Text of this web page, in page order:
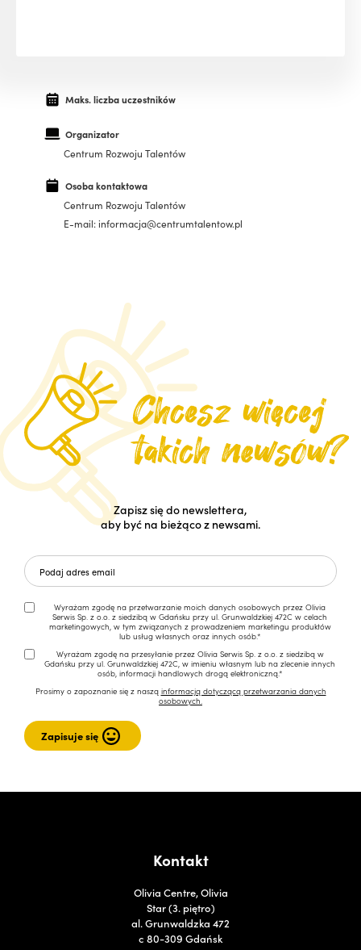
Maks. liczba uczestników
Organizator
Centrum Rozwoju Talentów
Osoba kontaktowa
Centrum Rozwoju Talentów
E-mail: informacja@centrumtalentow.pl
Zapisz się do newslettera,
aby być na bieżąco z newsami.
Wyrażam zgodę na przetwarzanie moich danych osobowych przez Olivia
Serwis Sp. z o.o. z siedzibą w Gdańsku przy ul. Grunwaldzkiej 472C w celach
marketingowych, w tym związanych z prowadzeniem marketingu produktów
lub usług własnych oraz innych osób.*
Wyrażam zgodę na przesyłanie przez Olivia Serwis Sp. z o.o. z siedzibą w
Gdańsku przy ul. Grunwaldzkiej 472C, w imieniu własnym lub na zlecenie innych
osób, informacji handlowych drogą elektroniczną.*
Prosimy o zapoznanie się z naszą informacją dotyczącą przetwarzania danych
osobowych.
Kontakt
Olivia Centre, Olivia
Star (3. piętro)
al. Grunwaldzka 472
c 80-309 Gdańsk